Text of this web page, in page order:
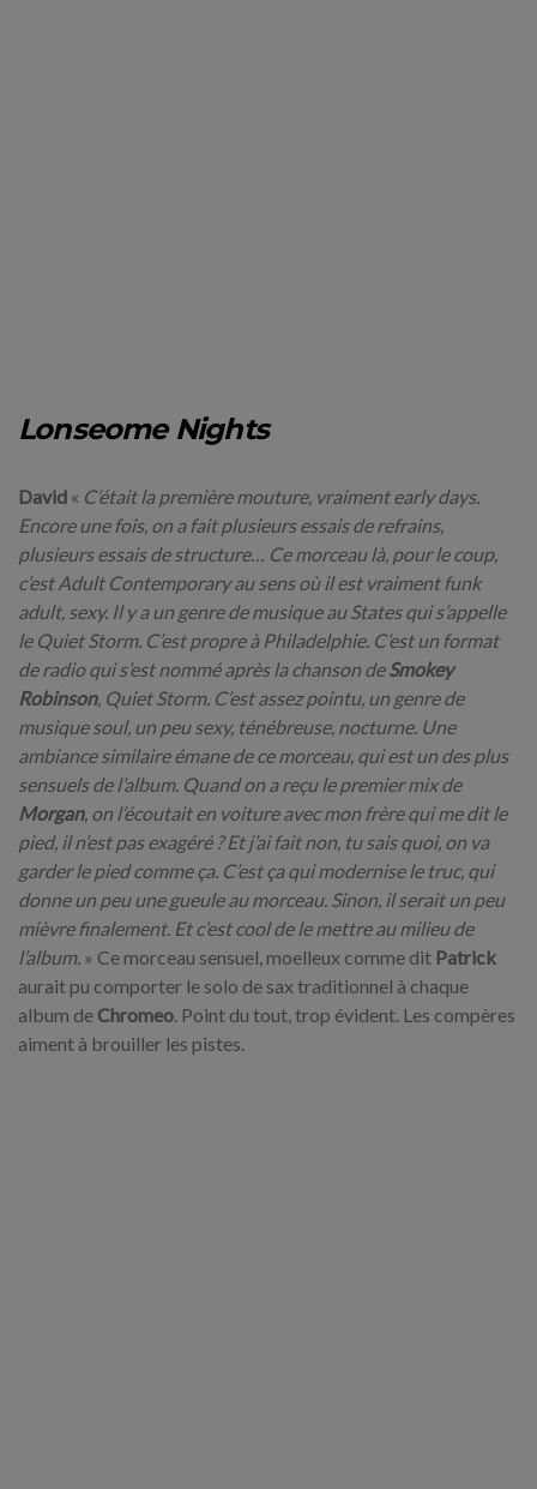
Lonseome Nights
David « C’était la première mouture, vraiment early days.
Encore une fois, on a fait plusieurs essais de refrains,
plusieurs essais de structure… Ce morceau là, pour le coup,
c’est Adult Contemporary au sens où il est vraiment funk
adult, sexy. Il y a un genre de musique au States qui s’appelle
le Quiet Storm. C’est propre à Philadelphie. C’est un format
de radio qui s’est nommé après la chanson deSmokey
Robinson, Quiet Storm. C’est assez pointu, un genre de
musique soul, un peu sexy, ténébreuse, nocturne. Une
ambiance similaire émane de ce morceau, qui est un des plus
sensuels de l’album. Quand on a reçu le premier mix de
Morgan, on l’écoutait en voiture avec mon frère qui me dit le
pied, il n’est pas exagéré ? Et j’ai fait non, tu sais quoi, on va
garder le pied comme ça. C’est ça qui modernise le truc, qui
donne un peu une gueule au morceau. Sinon, il serait un peu
mièvre finalement. Et c’est cool de le mettre au milieu de
l’album. » Ce morceau sensuel, moelleux comme dit Patrick
aurait pu comporter le solo de sax traditionnel à chaque
album de Chromeo . Point du tout, trop évident. Les compères
aiment à brouiller les pistes.